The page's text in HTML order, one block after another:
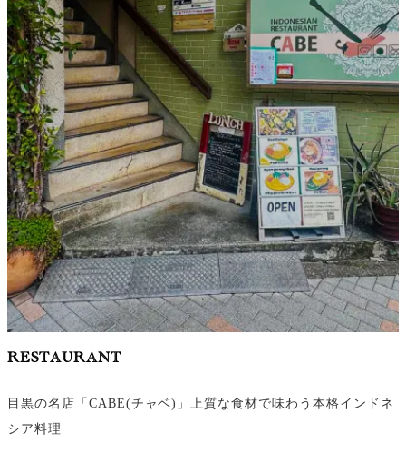
RESTAURANT
目黒の名店「CABE(チャベ)」上質な食材で味わう本格インドネ
シア料理